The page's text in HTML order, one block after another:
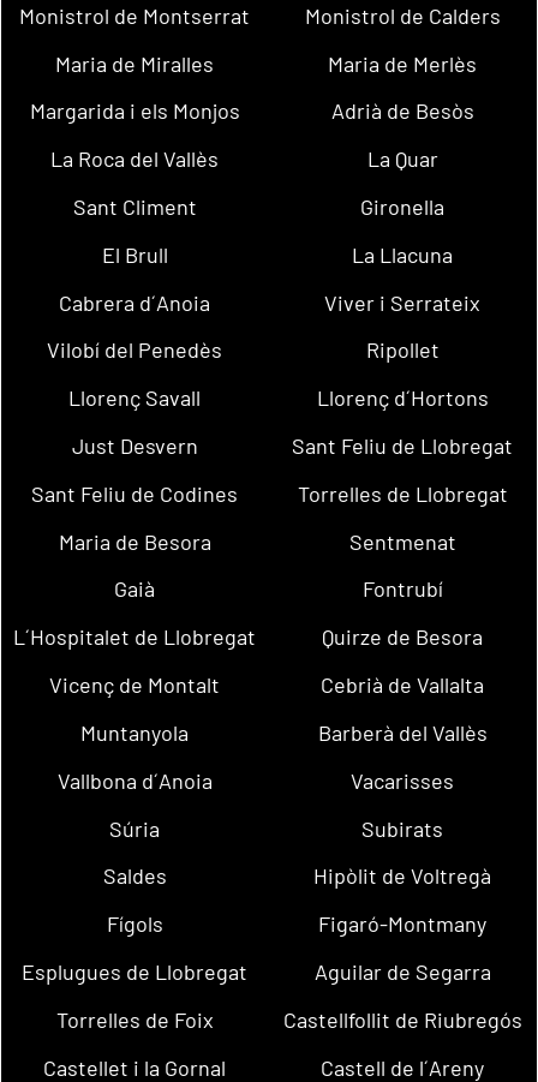
Monistrol de Montserrat
Monistrol de Calders
Maria de Miralles
Maria de Merlès
Margarida i els Monjos
Adrià de Besòs
La Roca del Vallès
La Quar
Sant Climent
Gironella
El Brull
La Llacuna
Cabrera d´Anoia
Viver i Serrateix
Vilobí del Penedès
Ripollet
Llorenç Savall
Llorenç d´Hortons
Just Desvern
Sant Feliu de Llobregat
Sant Feliu de Codines
Torrelles de Llobregat
Maria de Besora
Sentmenat
Gaià
Fontrubí
L´Hospitalet de Llobregat
Quirze de Besora
Vicenç de Montalt
Cebrià de Vallalta
Muntanyola
Barberà del Vallès
Vallbona d´Anoia
Vacarisses
Súria
Subirats
Saldes
Hipòlit de Voltregà
Fígols
Figaró-Montmany
Esplugues de Llobregat
Aguilar de Segarra
Torrelles de Foix
Castellfollit de Riubregós
Castellet i la Gornal
Castell de l´Areny